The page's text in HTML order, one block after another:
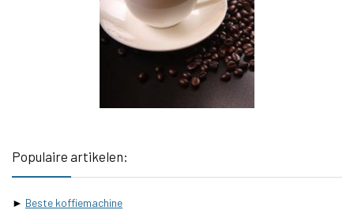
Populaire artikelen:
► Beste koffiemachine